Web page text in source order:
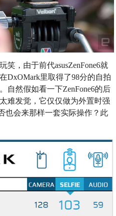
笑，由于前代asusZenFone6就
DxOMark里取得了98分的自拍
自然假如看一下ZenFone6的后
难发觉，它仅仅做为外置时强
也会来那样一套实际操作？此